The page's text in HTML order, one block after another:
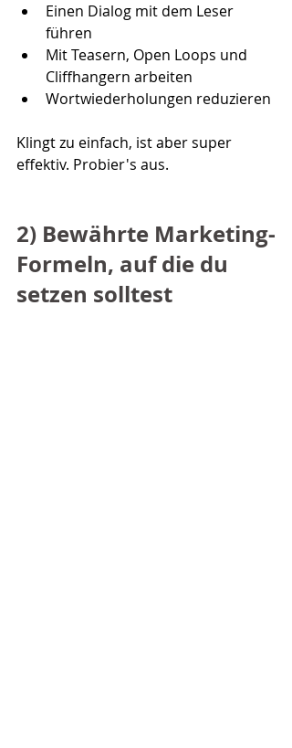
Einen Dialog mit dem Leser
führen
Mit Teasern, Open Loops und
Cliffhangern arbeiten
Wortwiederholungen reduzieren
Klingt zu einfach, ist aber super
effektiv. Probier's aus.
2) Bewährte Marketing-
Formeln, auf die du
setzen solltest